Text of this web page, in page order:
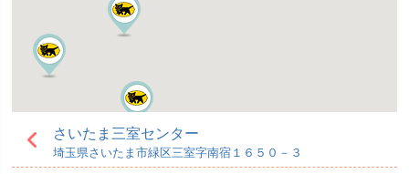
さいたま三室センター
埼玉県さいたま市緑区三室字南宿１６５０－３